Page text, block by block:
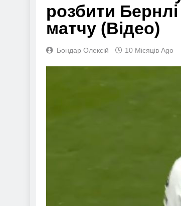
розбити
матчу (Відео)
Бондар Олексій 10 Місяців Ago